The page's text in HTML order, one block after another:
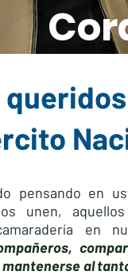
pensando en
unen,
en
al